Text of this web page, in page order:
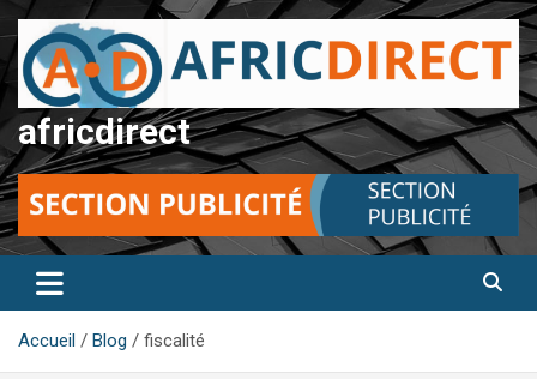
Aller
au
contenu
africdirect
Accueil Blog fiscalité